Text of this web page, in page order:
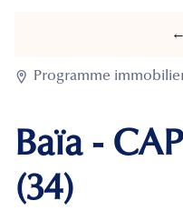
 Programme
Baïa -
(34)